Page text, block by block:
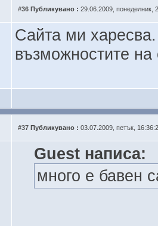
#36 Публикувано : 29.06.2009, понеделник,
Сайта ми
възможностите на
#37 Публикувано : 03.07.2009, петък,
Guest написа:
много е бавен